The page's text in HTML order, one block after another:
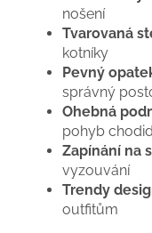
nošení
Tvarovaná
kotníky
Pevný
správný
Ohebná
pohyb
Zapínání na
vyzouvání
Trendy
outfitům